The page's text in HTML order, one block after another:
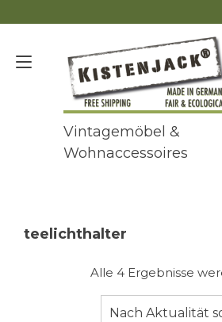
Inhalt
Vintagemöbel &
Wohnaccessoires
Navigation
umschalten
teelichthalter
Alle 4 Ergebnisse
Nach Aktualität